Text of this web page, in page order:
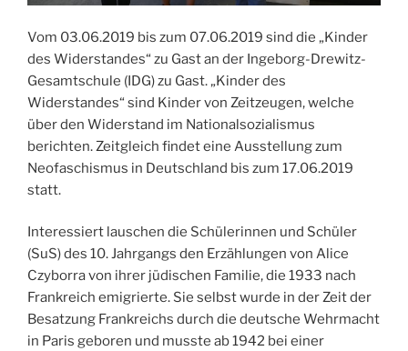
Vom 03.06.2019 bis zum 07.06.2019 sind die „Kinder
des Widerstandes“ zu Gast an der Ingeborg-Drewitz-
Gesamtschule (IDG) zu Gast. „Kinder des
Widerstandes“ sind Kinder von Zeitzeugen, welche
über den Widerstand im Nationalsozialismus
berichten. Zeitgleich findet eine Ausstellung zum
Neofaschismus in Deutschland bis zum 17.06.2019
statt.
Interessiert lauschen die Schülerinnen und Schüler
(SuS) des 10. Jahrgangs den Erzählungen von Alice
Czyborra von ihrer jüdischen Familie, die 1933 nach
Frankreich emigrierte. Sie selbst wurde in der Zeit der
Besatzung Frankreichs durch die deutsche Wehrmacht
in Paris geboren und musste ab 1942 bei einer